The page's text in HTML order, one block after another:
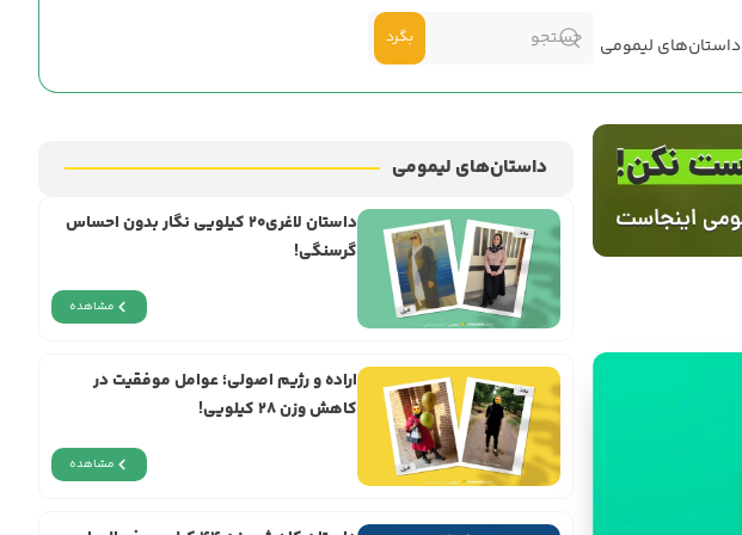
داستان‌های لیمومی بگرد
داستان‌های لیمومی
داستان لاغری۲۰ کیلویی نگار بدون احساس
گرسنگی!
مشاهده
اراده و رژيم اصولی؛ عوامل موفقیت در
کاهش وزن ۲۸ کیلویی!
مشاهده